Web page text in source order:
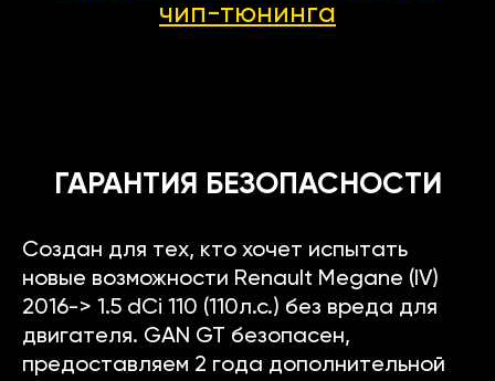
чип-тюнинга
ГАРАНТИЯ БЕЗОПАСНОСТИ
Создан для тех, кто хочет испытать
новые возможности Renault Megane (IV)
2016-> 1.5 dCi 110 (110л.с.) без вреда для
двигателя. GAN GT безопасен,
предоставляем 2 года дополнительной